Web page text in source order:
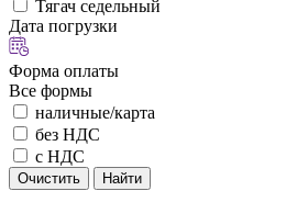
Тягач седельный
Дата погрузки
Форма оплаты
Все формы
наличные/карта
без НДС
с НДС
Очистить Найти